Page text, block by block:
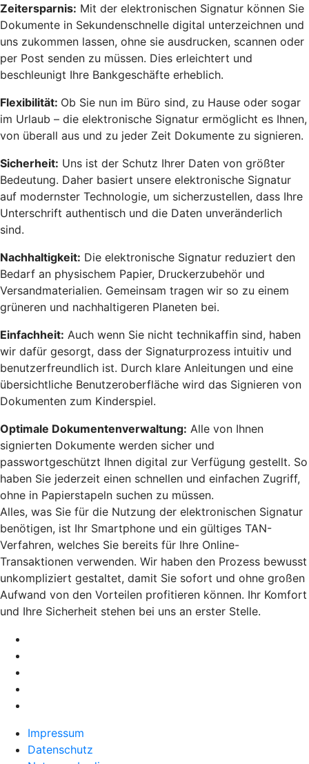
Zeitersparnis: Mit der elektronischen Signatur können Sie
Dokumente in Sekundenschnelle digital unterzeichnen und
uns zukommen lassen, ohne sie ausdrucken, scannen oder
per Post senden zu müssen. Dies erleichtert und
beschleunigt Ihre Bankgeschäfte erheblich.
Flexibilität: Ob Sie nun im Büro sind, zu Hause oder sogar
im Urlaub – die elektronische Signatur ermöglicht es Ihnen,
von überall aus und zu jeder Zeit Dokumente zu signieren.
Sicherheit: Uns ist der Schutz Ihrer Daten von größter
Bedeutung. Daher basiert unsere elektronische Signatur
auf modernster Technologie, um sicherzustellen, dass Ihre
Unterschrift authentisch und die Daten unveränderlich
sind.
Nachhaltigkeit: Die elektronische Signatur reduziert den
Bedarf an physischem Papier, Druckerzubehör und
Versandmaterialien. Gemeinsam tragen wir so zu einem
grüneren und nachhaltigeren Planeten bei.
Einfachheit: Auch wenn Sie nicht technikaffin sind, haben
wir dafür gesorgt, dass der Signaturprozess intuitiv und
benutzerfreundlich ist. Durch klare Anleitungen und eine
übersichtliche Benutzeroberfläche wird das Signieren von
Dokumenten zum Kinderspiel.
Optimale Dokumentenverwaltung: Alle von Ihnen
signierten Dokumente werden sicher und
passwortgeschützt Ihnen digital zur Verfügung gestellt. So
haben Sie jederzeit einen schnellen und einfachen Zugriff,
ohne in Papierstapeln suchen zu müssen.
Alles, was Sie für die Nutzung der elektronischen Signatur
benötigen, ist Ihr Smartphone und ein gültiges TAN-
Verfahren, welches Sie bereits für Ihre Online-
Transaktionen verwenden. Wir haben den Prozess bewusst
unkompliziert gestaltet, damit Sie sofort und ohne großen
Aufwand von den Vorteilen profitieren können. Ihr Komfort
und Ihre Sicherheit stehen bei uns an erster Stelle.
Impressum
Datenschutz